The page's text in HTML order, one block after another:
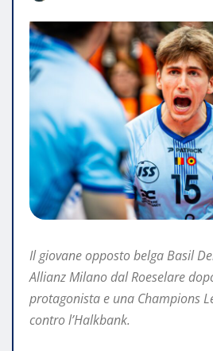
Il giovane opposto belga Basil
Allianz Milano dal Roeselare
protagonista e una Champions
contro l’Halkbank.